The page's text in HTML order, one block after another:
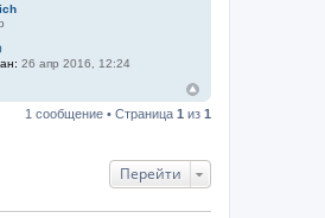
26 апр 2016, 12:24
1 сообщение • Страница 1 из 1
Перейти